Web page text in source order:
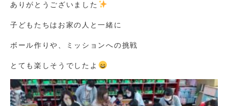
ありがとうございました
子どもたちはお家の人と一緒に
ボール作りや、ミッションへの挑戦
とても楽しそうでしたよ